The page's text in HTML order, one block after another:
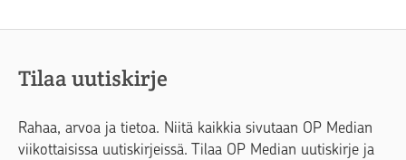
Tilaa uutiskirje
Rahaa, arvoa ja tietoa. Niitä kaikkia sivutaan OP Median
viikottaisissa uutiskirjeissä. Tilaa OP Median uutiskirje ja